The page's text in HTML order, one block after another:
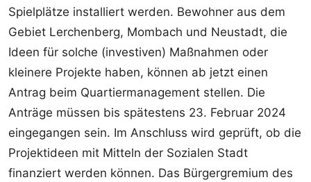
Spielplätze installiert werden. Bewohner aus dem
Gebiet Lerchenberg, Mombach und Neustadt, die
Ideen für solche (investiven) Maßnahmen oder
kleinere Projekte haben, können ab jetzt einen
Antrag beim Quartiermanagement stellen. Die
Anträge müssen bis spätestens 23. Februar 2024
eingegangen sein. Im Anschluss wird geprüft, ob die
Projektideen mit Mitteln der Sozialen Stadt
finanziert werden können. Das Bürgergremium des